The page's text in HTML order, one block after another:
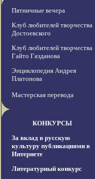
Пятничные вечера
Клуб любителей творчества
Достоевского
Клуб любителей творчества
Гайто Газданова
Энциклопедия Андрея
Платонова
Мастерская перевода
КОНКУРСЫ
За вклад в русскую
культуру публикациями в
Интернете
Литературный конкурс